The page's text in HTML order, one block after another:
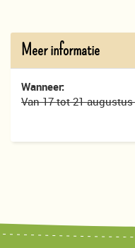
Meer informatie
Wanneer:
Van 17 tot 21 augustus